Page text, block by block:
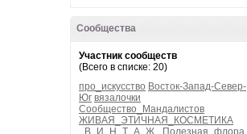
Сообщества
Участник сообществ
(Всего в списке: 20)
про_искусство Восток-Запад-Север-
Юг вязалочки
Сообщество_Мандалистов
ЖИВАЯ_ЭТИЧНАЯ_КОСМЕТИКА
_В_И_Н_Т_А_Ж_
Полезная_флора